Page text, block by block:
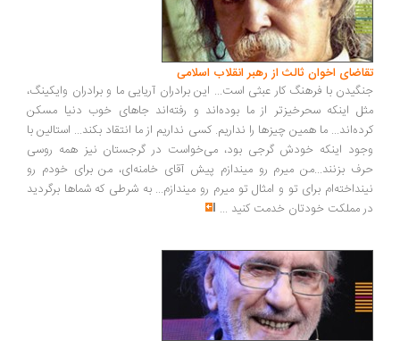
اخوان ثالث از رهبر انقلاب اسلامی
با فرهنگ کار عبثی است... این برادران آریایی ما و برادران وایکینگ،
اینکه سحرخیزتر از ما بوده‌اند و رفته‌اند جاهای خوب دنیا مسکن
ما همین چیزها را نداریم. کسی نداریم از ما انتقاد بکند... استالین با
اینکه خودش گرجی بود، می‌خواست در گرجستان نیز همه روسی
بزنند...من میرم رو میندازم پیش آقای خامنه‌ای، من برای خودم رو
برای تو و امثال تو میرم رو میندازم... به شرطی که شماها برگردید
مملکت خودتان خدمت کنید...